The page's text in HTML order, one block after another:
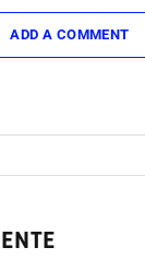
ADD A COMMENT